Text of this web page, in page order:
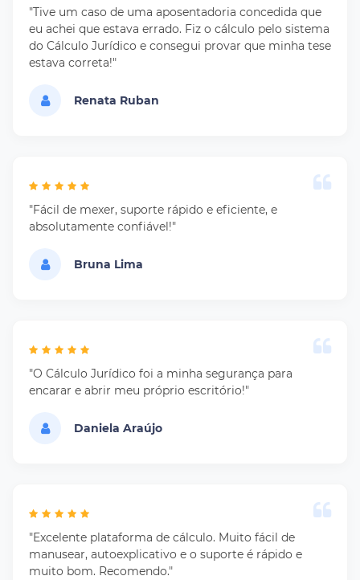
"Tive um caso de uma aposentadoria concedida que
eu achei que estava errado. Fiz o cálculo pelo sistema
do Cálculo Jurídico e consegui provar que minha tese
estava correta!"
Renata Ruban
"Fácil de mexer, suporte rápido e eficiente, e
absolutamente confiável!"
Bruna Lima
"O Cálculo Jurídico foi a minha segurança para
encarar e abrir meu próprio escritório!"
Daniela Araújo
"Excelente plataforma de cálculo. Muito fácil de
manusear, autoexplicativo e o suporte é rápido e
muito bom. Recomendo."